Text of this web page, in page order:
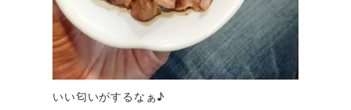
いい匂いがするなぁ♪